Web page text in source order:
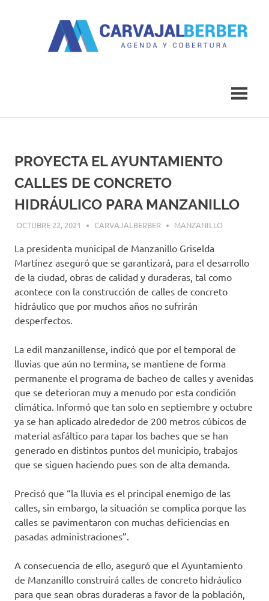
PROYECTA EL AYUNTAMIENTO
CALLES DE CONCRETO
HIDRÁULICO PARA MANZANILLO
OCTUBRE 22, 2021 CARVAJALBERBER MANZANILLO
La presidenta municipal de Manzanillo Griselda
Martínez aseguró que se garantizará, para el desarrollo
de la ciudad, obras de calidad y duraderas, tal como
acontece con la construcción de calles de concreto
hidráulico que por muchos años no sufrirán
desperfectos.
La edil manzanillense, indicó que por el temporal de
lluvias que aún no termina, se mantiene de forma
permanente el programa de bacheo de calles y avenidas
que se deterioran muy a menudo por esta condición
climática. Informó que tan solo en septiembre y octubre
ya se han aplicado alrededor de 200 metros cúbicos de
material asfáltico para tapar los baches que se han
generado en distintos puntos del municipio, trabajos
que se siguen haciendo pues son de alta demanda.
Precisó que “la lluvia es el principal enemigo de las
calles, sin embargo, la situación se complica porque las
calles se pavimentaron con muchas deficiencias en
pasadas administraciones”.
A consecuencia de ello, aseguró que el Ayuntamiento
de Manzanillo construirá calles de concreto hidráulico
para que sean obras duraderas a favor de la población,